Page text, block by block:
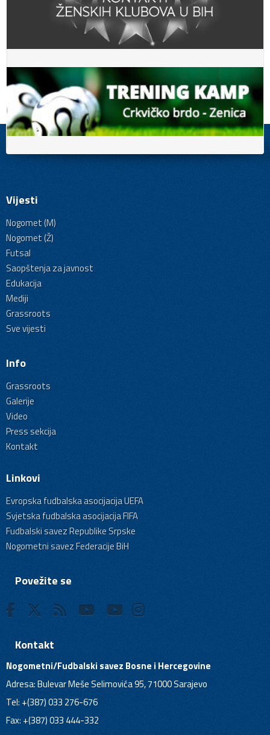
Vijesti
Nogomet (M)
Nogomet (Ž)
Futsal
Saopštenja za javnost
Edukacija
Mediji
Grassroots
Sve vijesti
Info
Grassroots
Galerije
Video
Press sekcija
Kontakt
Linkovi
Evropska fudbalska asocijacija UEFA
Svjetska fudbalska asocijacija FIFA
Fudbalski savez Republike Srpske
Nogometni savez Federacije BiH
Povežite se
Kontakt
Nogometni/Fudbalski savez Bosne i Hercegovine
Adresa: Bulevar Meše Selimovića 95, 71000 Sarajevo
Tel: +(387) 033 276-676
Fax: +(387) 033 444-332